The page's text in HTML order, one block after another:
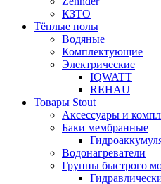
КЗТО
Тёплые полы
Водяные
Комплектующие
Электрические
IQWATT
REHAU
Товары Stout
Аксессуары и
Баки мембранные
Водонагреватели
Группы быстрого